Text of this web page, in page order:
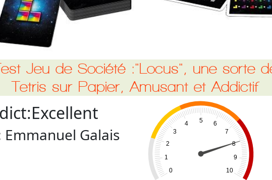
Jeu de Société :"Locus", une sorte
Tetris sur Papier, Amusant et Addictif
Excellent
Emmanuel Galais
0
1
2
3
4 5
6
7
8
9
10